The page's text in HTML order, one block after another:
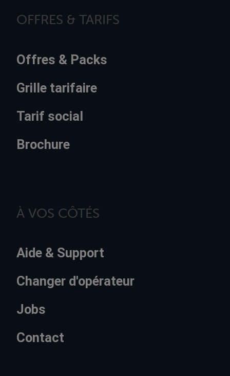
OFFRES & TARIFS
Offres & Packs
Grille tarifaire
Tarif social
Brochure
À VOS CÔTÉS
Aide & Support
Changer d'opérateur
Jobs
Contact